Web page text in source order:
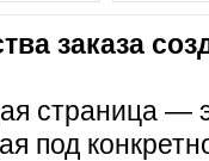
заказа
страница —
под